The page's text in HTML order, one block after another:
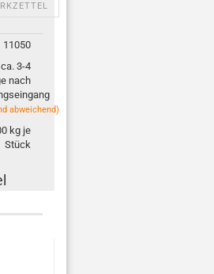
11050
ca. 3-4
nach
abweichend)
kg je
Stück